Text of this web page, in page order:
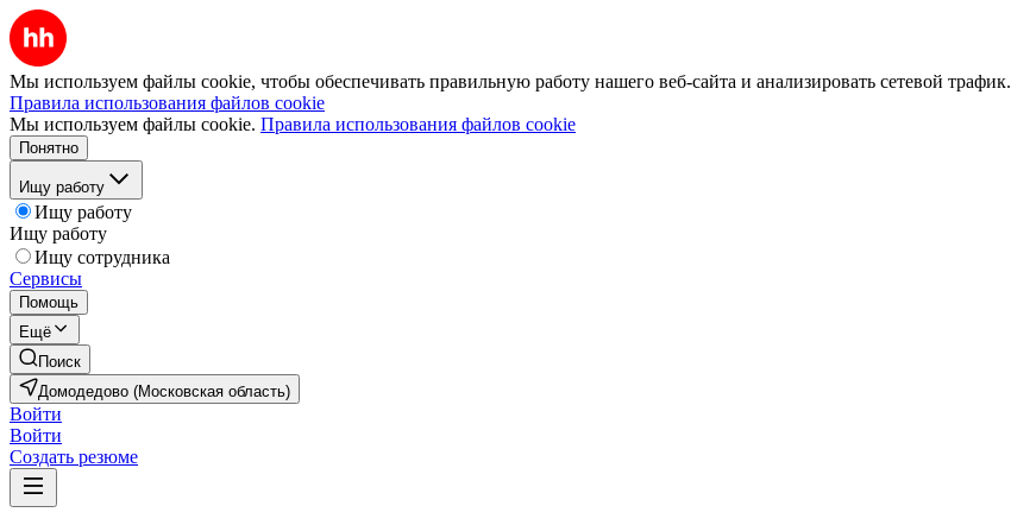
Мы используем файлы cookie, чтобы обеспечивать правильную работу нашего веб-сайта и анализировать сетевой трафик.
Правила использования файлов cookie
Мы используем файлы cookie. Правила использования файлов cookie
Понятно
Ищу работу
Ищу работу
Ищу работу
Ищу сотрудника
Сервисы
Помощь
Ещё
Поиск
Домодедово (Московская область)
Войти
Войти
Создать резюме